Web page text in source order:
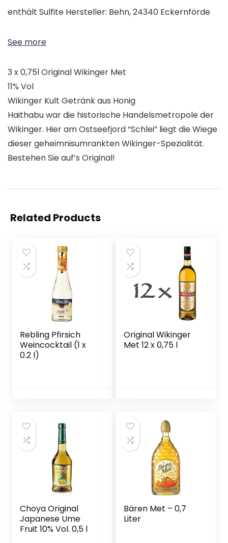
enthält Sulfite Hersteller: Behn, 24340 Eckernförde
See more
3 x 0,75l Original Wikinger Met
11% Vol
Wikinger Kult Getränk aus Honig
Haithabu war die historische Handelsmetropole der
Wikinger. Hier am Ostseefjord “Schlei” liegt die Wiege
dieser geheimnisumrankten Wikinger-Spezialität.
Bestehen Sie auf’s Original!
Related Products
Rebling Pfirsich
Weincocktail (1 x
0.2 l)
Original Wikinger
Met 12 x 0,75 l
Choya Original
Japanese Ume
Fruit 10% Vol. 0,5 l
Bären Met – 0,7
Liter